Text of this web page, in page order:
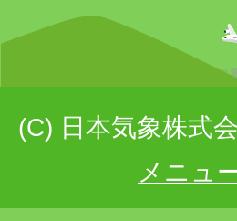
(C) 日本気象株式
メニュ